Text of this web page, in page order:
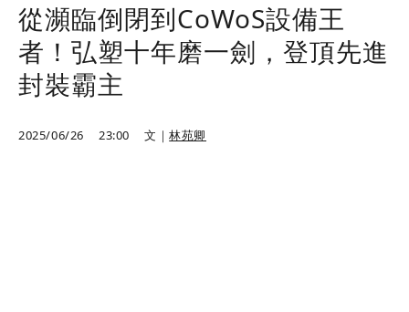
從瀕臨倒閉到CoWoS設備王
者！弘塑十年磨一劍，登頂先進
封裝霸主
2025/06/26 23:00 文｜林苑卿